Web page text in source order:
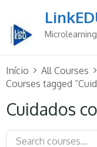
content
Início
All Courses
Courses tagged
Cuidados